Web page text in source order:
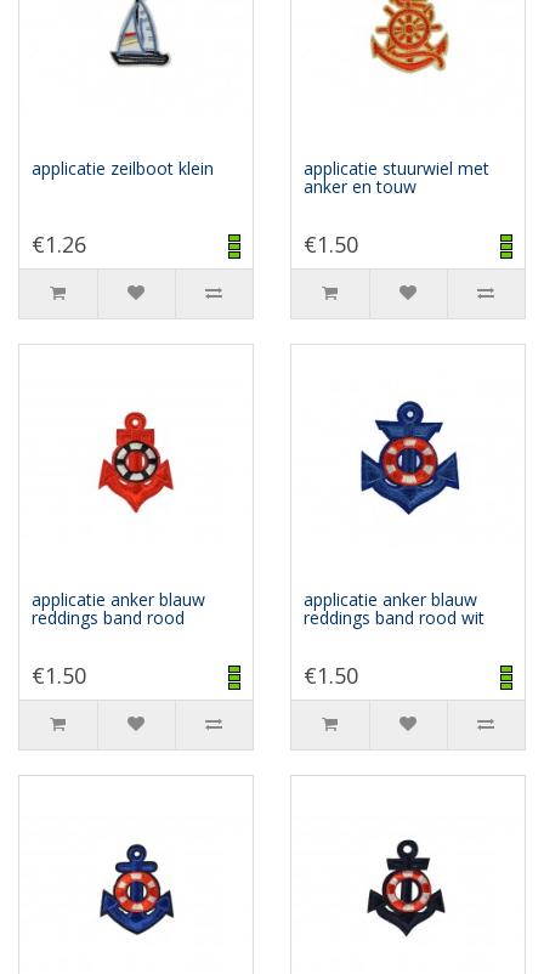
applicatie zeilboot klein
€1.26
applicatie stuurwiel met
anker en touw
€1.50
applicatie anker blauw
reddings band rood
€1.50
applicatie anker blauw
reddings band rood wit
€1.50